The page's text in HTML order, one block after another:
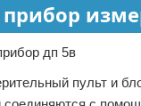
прибор
пульт и